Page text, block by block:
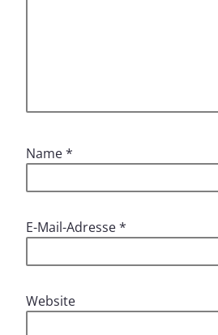
Name*
E-Mail-Adresse*
Website